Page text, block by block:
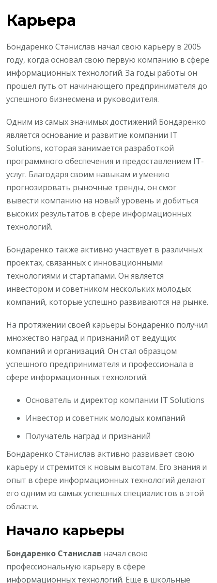
Карьера
Бондаренко Станислав начал свою карьеру в 2005
году, когда основал свою первую компанию в сфере
информационных технологий. За годы работы он
прошел путь от начинающего предпринимателя до
успешного бизнесмена и руководителя.
Одним из самых значимых достижений Бондаренко
является основание и развитие компании IT
Solutions, которая занимается разработкой
программного обеспечения и предоставлением IT-
услуг. Благодаря своим навыкам и умению
прогнозировать рыночные тренды, он смог
вывести компанию на новый уровень и добиться
высоких результатов в сфере информационных
технологий.
Бондаренко также активно участвует в различных
проектах, связанных с инновационными
технологиями и стартапами. Он является
инвестором и советником нескольких молодых
компаний, которые успешно развиваются на рынке.
На протяжении своей карьеры Бондаренко получил
множество наград и признаний от ведущих
компаний и организаций. Он стал образцом
успешного предпринимателя и профессионала в
сфере информационных технологий.
Основатель и директор компании IT Solutions
Инвестор и советник молодых компаний
Получатель наград и признаний
Бондаренко Станислав активно развивает свою
карьеру и стремится к новым высотам. Его знания и
опыт в сфере информационных технологий делают
его одним из самых успешных специалистов в этой
области.
Начало карьеры
Бондаренко Станислав начал свою
профессиональную карьеру в сфере
информационных технологий. Еще в школьные